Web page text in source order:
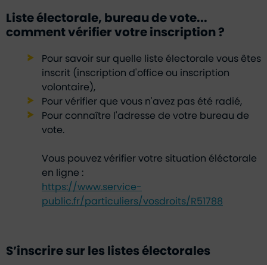
Liste électorale, bureau de vote...
comment vérifier votre inscription ?
Pour savoir sur quelle liste électorale vous êtes
inscrit (inscription d'office ou inscription
volontaire),
Pour vérifier que vous n'avez pas été radié,
Pour connaître l'adresse de votre bureau de
vote.
Vous pouvez vérifier votre situation éléctorale
en ligne :
https://www.service-
public.fr/particuliers/vosdroits/R51788
S’inscrire sur les listes électorales